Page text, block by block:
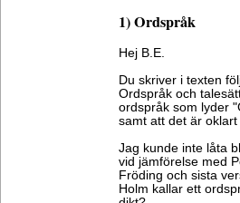
1) Ordspråk
Hej B.E.
Du skriver i texten
Ordspråk och
ordspråk som lyder
samt att det är
Jag kunde inte låta
vid jämförelse med
Fröding och sista
Holm kallar ett